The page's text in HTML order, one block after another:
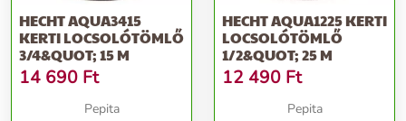
HECHT AQUA3415
KERTI LOCSOLÓTÖMLŐ
3/4&QUOT; 15 M
14 690 Ft
Pepita
HECHT AQUA1225 KERTI
LOCSOLÓTÖMLŐ
1/2&QUOT; 25 M
12 490 Ft
Pepita